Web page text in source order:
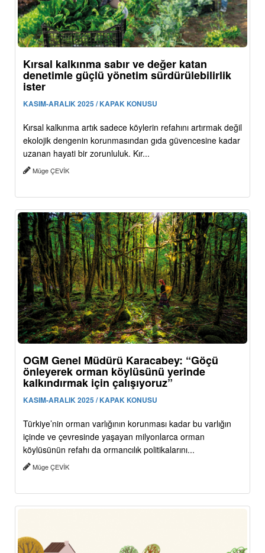
Kırsal kalkınma sabır ve değer katan
denetimle güçlü yönetim sürdürülebilirlik
ister
KASIM-ARALIK 2025 / KAPAK KONUSU
Kırsal kalkınma artık sadece köylerin refahını artırmak değil
ekolojik dengenin korunmasından gıda güvencesine kadar
uzanan hayati bir zorunluluk. Kır...
Müge ÇEVİK
OGM Genel Müdürü Karacabey: “Göçü
önleyerek orman köylüsünü yerinde
kalkındırmak için çalışıyoruz”
KASIM-ARALIK 2025 / KAPAK KONUSU
Türkiye’nin orman varlığının korunması kadar bu varlığın
içinde ve çevresinde yaşayan milyonlarca orman
köylüsünün refahı da ormancılık politikalarını...
Müge ÇEVİK